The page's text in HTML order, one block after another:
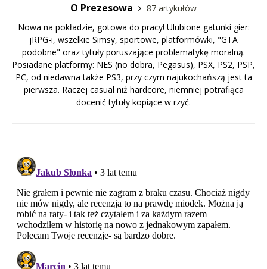
O Prezesowa
87 artykułów
Nowa na pokładzie, gotowa do pracy! Ulubione gatunki gier:
jRPG-i, wszelkie Simsy, sportowe, platformówki, "GTA
podobne" oraz tytuły poruszające problematykę moralną.
Posiadane platformy: NES (no dobra, Pegasus), PSX, PS2, PSP,
PC, od niedawna także PS3, przy czym najukochańszą jest ta
pierwsza. Raczej casual niż hardcore, niemniej potrafiąca
docenić tytuły kopiące w rzyć.